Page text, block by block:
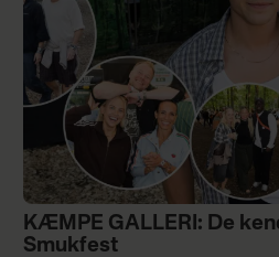
KÆMPE GALLERI: De
Smukfest